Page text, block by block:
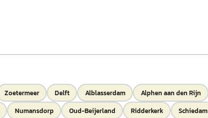
Zoetermeer Delft Alblasserdam Alphen aan den Rijn
Numansdorp Oud-Beijerland Ridderkerk Schiedam